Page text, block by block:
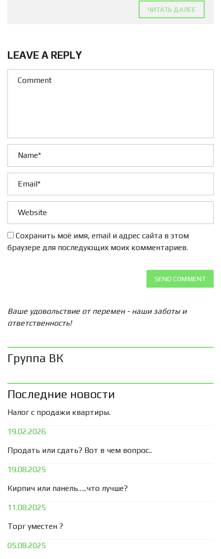
ЧИТАТЬ ДАЛЕЕ
LEAVE A REPLY
Сохранить моё имя, email и адрес сайта в этом
браузере для последующих моих комментариев.
SEND COMMENT
Ваше удовольствие от перемен - наши заботы и
ответственность!
Группа ВК
Последние новости
Налог с продажи квартиры.
19.02.2026
Продать или сдать? Вот в чем вопрос..
19.08.2025
Кирпич или панель…..что лучше?
11.08.2025
Торг уместен ?
05.08.2025